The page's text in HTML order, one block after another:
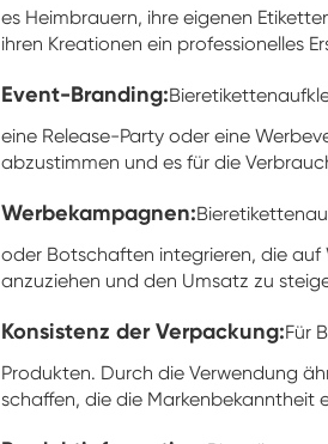
es Heimbrauern, ihre eigenen
ihren Kreationen ein professionelles
Event-Branding:
eine Release-Party oder eine
abzustimmen und es für die
Werbekampagnen:
oder Botschaften integrieren, die
anzuziehen und den Umsatz zu
Konsistenz der Verpackung:Für
Produkten. Durch die Verwendung
schaffen, die die Markenbekanntheit